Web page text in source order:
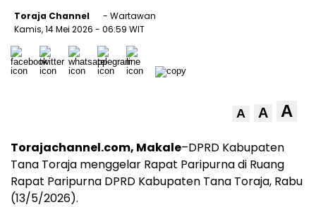
Toraja Channel
- Wartawan
Kamis, 14 Mei 2026 - 06:59 WIT
A A A
Torajachannel.com, Makale–DPRD Kabupaten
Tana Toraja menggelar Rapat Paripurna di Ruang
Rapat Paripurna DPRD Kabupaten Tana Toraja, Rabu
(13/5/2026).